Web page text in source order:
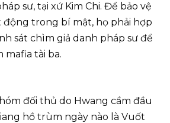
sư, tại xứ Kim Chi. Để bảo vệ
trong bí mật, họ phải hợp
sát chìm giả danh pháp sư để
tài ba.
đối thủ do Hwang cầm đầu
hồ trùm ngày nào là Vuốt